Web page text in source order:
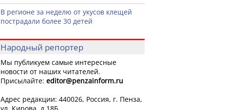
В регионе за неделю от укусов клещей
пострадали более 30 детей
Народный репортер
Мы публикуем самые интересные
новости от наших читателей.
Присылайте: editor@penzainform.ru
Адрес редакции: 440026, Россия, г. Пенза,